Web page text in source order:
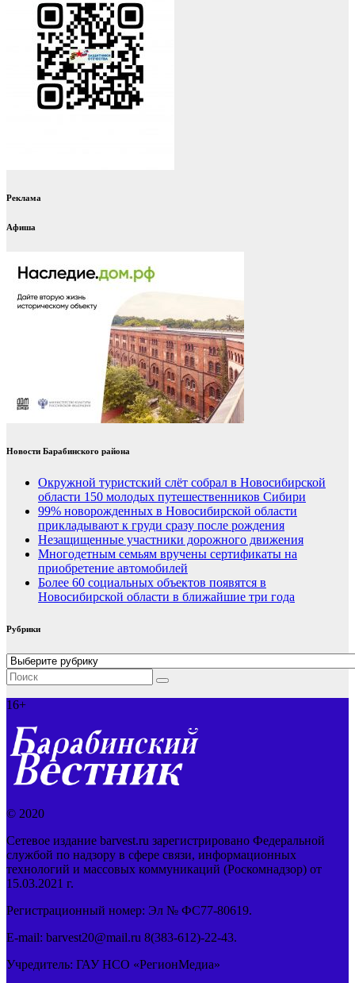
Реклама
Афиша
Новости Барабинского района
Окружной туристский слёт собрал в Новосибирской
области 150 молодых путешественников Сибири
99% новорожденных в Новосибирской области
прикладывают к груди сразу после рождения
Незащищенные участники дорожного движения
Многодетным семьям вручены сертификаты на
приобретение автомобилей
Более 60 социальных объектов появятся в
Новосибирской области в ближайшие три года
Рубрики
Рубрики
16+
© 2020
Сетевое издание barvest.ru зарегистрировано Федеральной
службой по надзору в сфере связи, информационных
технологий и массовых коммуникаций (Роскомнадзор) от
15.03.2021 г.
Регистрационный номер: Эл № ФС77-80619.
E-mail: barvest20@mail.ru 8(383-612)-22-43.
Учредитель: ГАУ НСО «РегионМедиа»